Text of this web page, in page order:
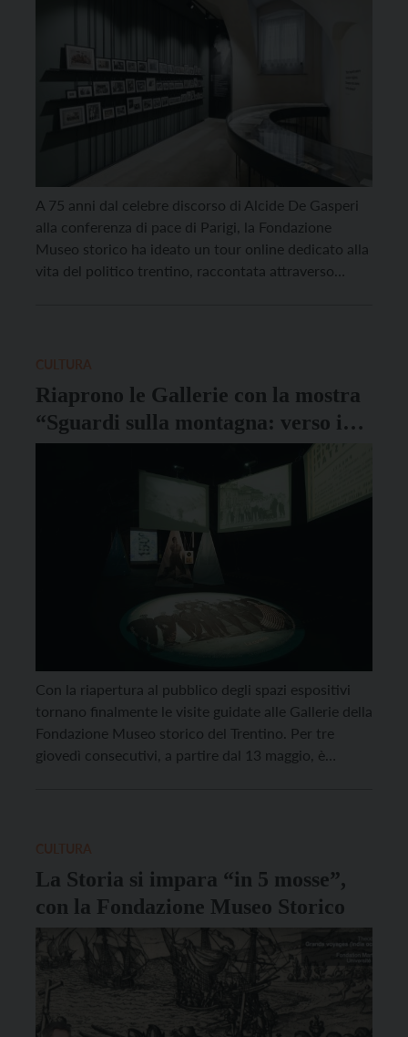
A 75 anni dal celebre discorso di Alcide De Gasperi
alla conferenza di pace di Parigi, la Fondazione
Museo storico ha ideato un tour online dedicato alla
vita del politico trentino, raccontata attraverso
Riaprono le Gallerie con la mostra
“Sguardi sulla montagna: verso i
150 anni della Sat (1872-2022)”
Con la riapertura al pubblico degli spazi espositivi
tornano finalmente le visite guidate alle Gallerie della
Fondazione Museo storico del Trentino. Per tre
giovedì consecutivi, a partire dal 13 maggio, è
La Storia si impara “in 5 mosse”,
con la Fondazione Museo Storico